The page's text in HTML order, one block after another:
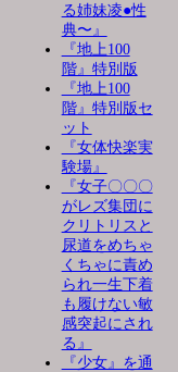
る姉妹凌●性
典〜』
『地上100
階』特別版
『地上100
階』特別版セ
ット
『女体快楽実
験場』
『女子〇〇〇
がレズ集団に
クリトリスと
尿道をめちゃ
くちゃに責め
られ一生下着
も履けない敏
感突起にされ
る』
『少女』を通